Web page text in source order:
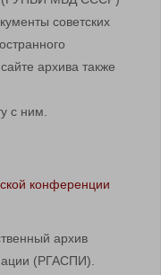
советских
архива также
с ним.
конференции
архив
(РГАСПИ).